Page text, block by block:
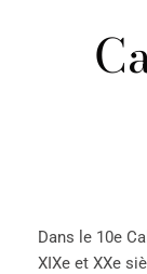
Dans le 10e
XIXe et XXe